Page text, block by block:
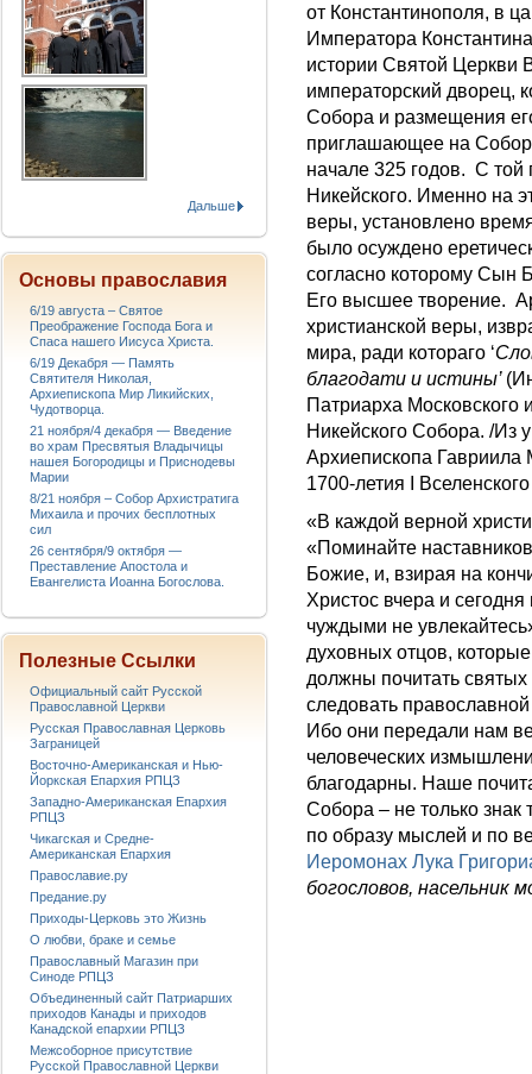
от Константинополя, в
Императора
истории Святой Церкви
императорский дворец,
Собора и размещения
приглашающее на
начале 325 годов. С той
Никейского. Именно на
веры, установлено
было осуждено
согласно которому Сын
Его высшее творение.
христианской веры,
мира, ради котораго ‘
благодати и истины’
Патриарха Московского
Никейского Собора. /Из
Архиепископа Гавриила
1700-летия I
«В каждой верной
«Поминайте
Божие, и, взирая на
Христос вчера и
чуждыми не
духовных отцов,
должны почитать
следовать
Ибо они передали нам
человеческих
благодарны. Наше
Собора – не только знак
по образу мыслей и по
Иеромонах Лука
богословов, насельник
Дальше
Основы православия
6/19 августа – Святое
Преображение Господа Бога и
Спаса нашего Иисуса Христа.
6/19 Декабря — Память
Святителя Николая,
Архиепископа Мир Ликийских,
Чудотворца.
21 ноября/4 декабря — Введение
во храм Пресвятыя Владычицы
нашея Богородицы и Приснодевы
Марии
8/21 ноября – Собор Архистратига
Михаила и прочих бесплотных
сил
26 сентября/9 октября —
Преставление Апостола и
Евангелиста Иоанна Богослова.
Полезные Ссылки
Официальный сайт Русской
Православной Церкви
Русская Православная Церковь
Заграницей
Восточно-Американская и Нью-
Йоркская Епархия РПЦЗ
Западно-Американская Епархия
РПЦЗ
Чикагская и Средне-
Американская Епархия
Православие.ру
Предание.ру
Приходы-Церковь это Жизнь
О любви, браке и семье
Православный Магазин при
Синоде РПЦЗ
Объединенный сайт Патриарших
приходов Канады и приходов
Канадской епархии РПЦЗ
Межсоборное присутствие
Русской Православной Церкви